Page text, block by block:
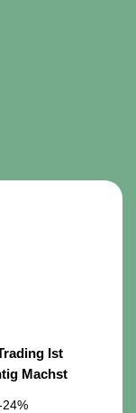
Ist
Machst